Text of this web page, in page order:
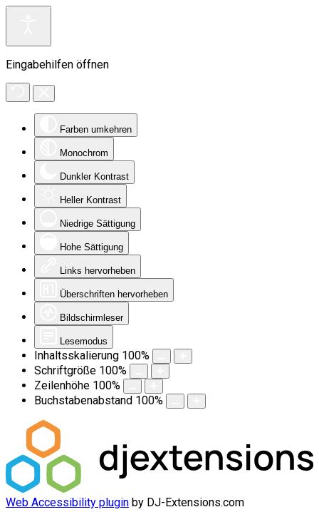
Eingabehilfen öffnen
Farben umkehren
Monochrom
Dunkler Kontrast
Heller Kontrast
Niedrige Sättigung
Hohe Sättigung
Links hervorheben
Überschriften hervorheben
Bildschirmleser
Lesemodus
Inhaltsskalierung 100%
Schriftgröße 100%
Zeilenhöhe 100%
Buchstabenabstand 100%
Web Accessibility plugin by DJ-Extensions.com